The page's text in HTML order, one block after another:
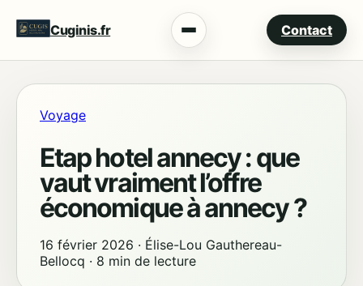
Cuginis.fr Menu Contact
Voyage
Etap hotel annecy : que
vaut vraiment l’offre
économique à annecy ?
16 février 2026 · Élise-Lou Gauthereau-
Bellocq · 8 min de lecture